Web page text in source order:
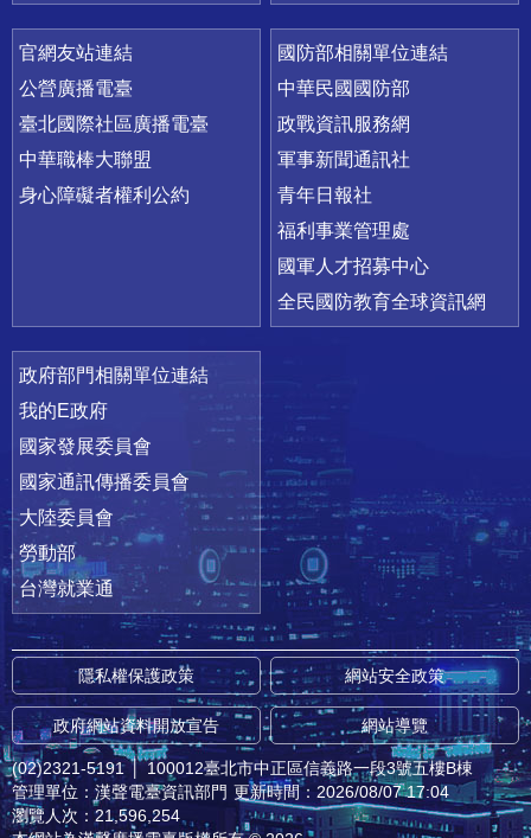
官網友站連結
公營廣播電臺
臺北國際社區廣播電臺
中華職棒大聯盟
身心障礙者權利公約
國防部相關單位連結
中華民國國防部
政戰資訊服務網
軍事新聞通訊社
青年日報社
福利事業管理處
國軍人才招募中心
全民國防教育全球資訊網
政府部門相關單位連結
我的E政府
國家發展委員會
國家通訊傳播委員會
大陸委員會
勞動部
台灣就業通
隱私權保護政策 網站安全政策
政府網站資料開放宣告 網站導覽
(02)2321-5191 │ 100012臺北市中正區信義路一段3號五樓B棟
管理單位：漢聲電臺資訊部門 更新時間：2026/08/07 17:04
瀏覽人次：21,596,254